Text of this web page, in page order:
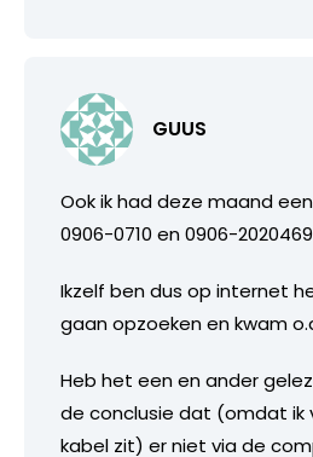
GUUS
Ook ik had deze maand
0906-0710 en 0906-2020469
Ikzelf ben dus op internet
gaan opzoeken en kwam
Heb het een en ander
de conclusie dat (omdat ik
kabel zit) er niet via de